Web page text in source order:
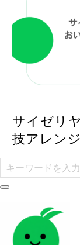
サイゼリ
技アレン